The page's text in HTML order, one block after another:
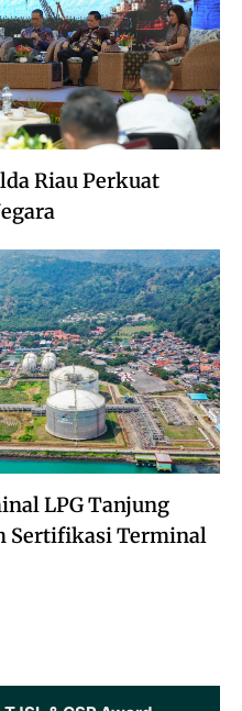
Riau Perkuat
LPG Tanjung
Sertifikasi Terminal